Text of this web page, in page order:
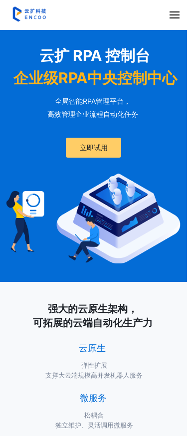
云扩 RPA 控制台
企业级RPA中央控制中心
全局智能RPA管理平台，
高效管理企业流程自动化任务
立即试用
强大的云原生架构，
可拓展的云端自动化生产力
云原生
弹性扩展
支撑大云端规模高并发机器人服务
微服务
松耦合
独立维护、灵活调用微服务